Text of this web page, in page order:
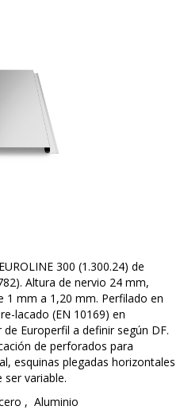
300 (1.300.24) de
Altura de nervio 24 mm,
1 mm a 1,20 mm. Perfilado en
lacado (EN 10169) en
Europerfil a definir según DF.
de perforados para
esquinas plegadas horizontales
ser variable.
, Aluminio